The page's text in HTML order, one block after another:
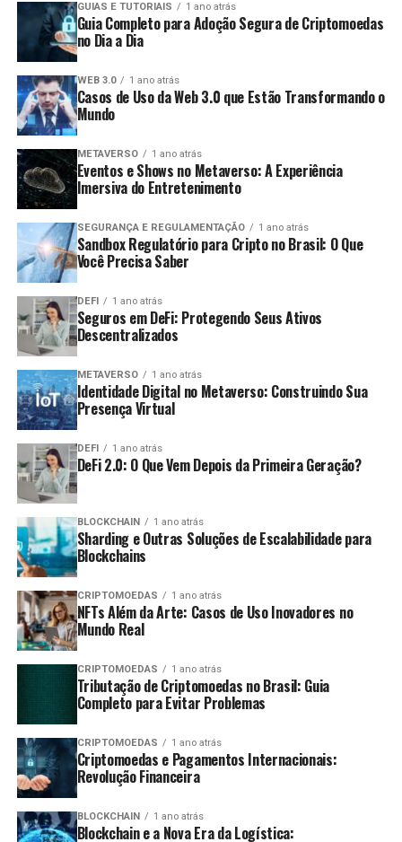
GUIAS E TUTORIAIS 1 ano atrás
Guia Completo para Adoção Segura de Criptomoedas
no Dia a Dia
WEB 3.0 1 ano atrás
Casos de Uso da Web 3.0 que Estão Transformando o
Mundo
METAVERSO 1 ano atrás
Eventos e Shows no Metaverso: A Experiência
Imersiva do Entretenimento
SEGURANÇA E REGULAMENTAÇÃO 1 ano atrás
Sandbox Regulatório para Cripto no Brasil: O Que
Você Precisa Saber
DEFI 1 ano atrás
Seguros em DeFi: Protegendo Seus Ativos
Descentralizados
METAVERSO 1 ano atrás
Identidade Digital no Metaverso: Construindo Sua
Presença Virtual
DEFI 1 ano atrás
DeFi 2.0: O Que Vem Depois da Primeira Geração?
BLOCKCHAIN 1 ano atrás
Sharding e Outras Soluções de Escalabilidade para
Blockchains
CRIPTOMOEDAS 1 ano atrás
NFTs Além da Arte: Casos de Uso Inovadores no
Mundo Real
CRIPTOMOEDAS 1 ano atrás
Tributação de Criptomoedas no Brasil: Guia
Completo para Evitar Problemas
CRIPTOMOEDAS 1 ano atrás
Criptomoedas e Pagamentos Internacionais:
Revolução Financeira
BLOCKCHAIN 1 ano atrás
Blockchain e a Nova Era da Logística: